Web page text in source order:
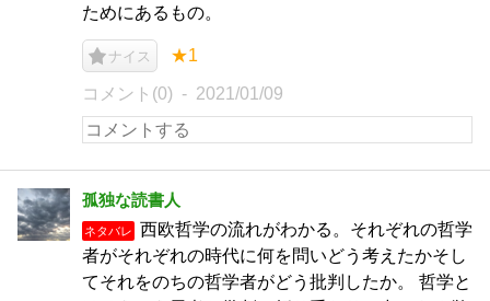
ためにあるもの。
ナイス ★1
コメント(0) 2021/01/09
孤独な読書人
ネタバレ
西欧哲学の流れがわかる。それぞれの哲学
者がそれぞれの時代に何を問いどう考えたかそし
てそれをのちの哲学者がどう批判したか。 哲学と